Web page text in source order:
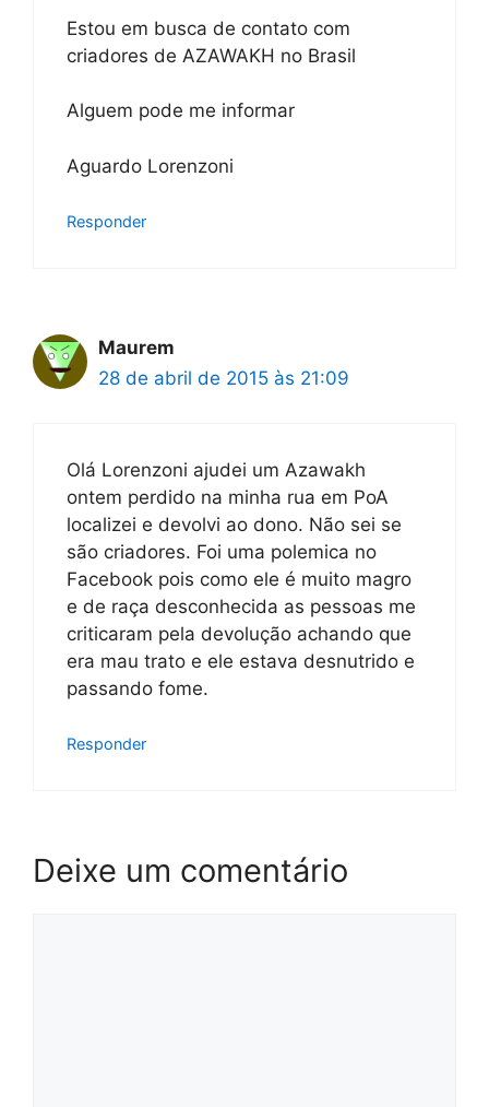
Estou em busca de contato com
criadores de AZAWAKH no Brasil
Alguem pode me informar
Aguardo Lorenzoni
Responder
Maurem
28 de abril de 2015 às 21:09
Olá Lorenzoni ajudei um Azawakh
ontem perdido na minha rua em PoA
localizei e devolvi ao dono. Não sei se
são criadores. Foi uma polemica no
Facebook pois como ele é muito magro
e de raça desconhecida as pessoas me
criticaram pela devolução achando que
era mau trato e ele estava desnutrido e
passando fome.
Responder
Deixe um comentário